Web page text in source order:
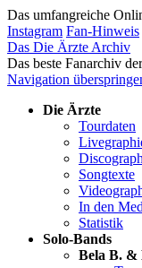
Das umfangreiche
Instagram Fan-Hinweis
Das Die Ärzte Archiv
Das beste Fanarchiv
Navigation
Die Ärzte
Tourdaten
Songtexte
In den
Statistik
Solo-Bands
Bela B. &